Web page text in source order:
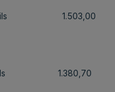
1.503,00
1.380,70